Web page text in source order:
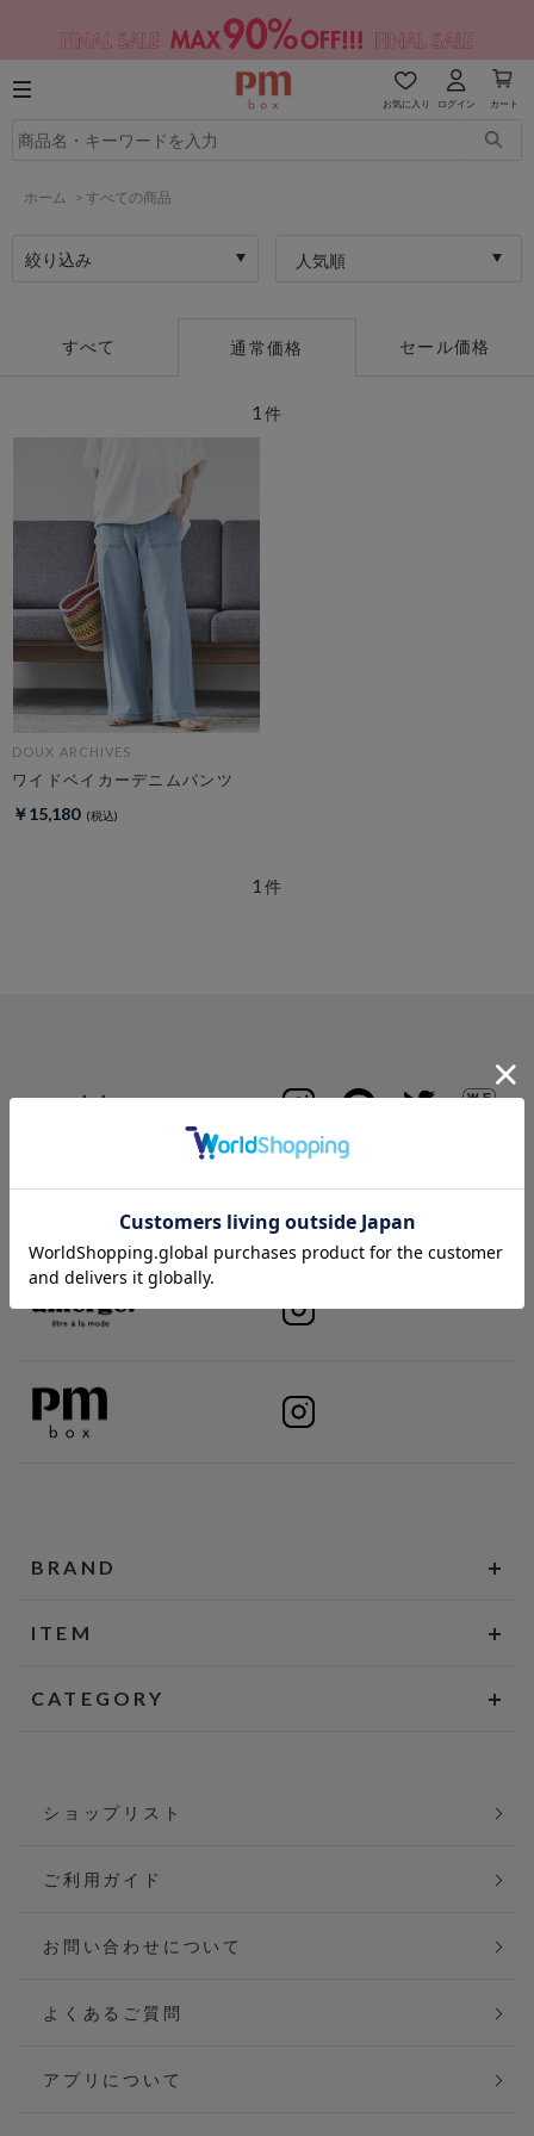
お気に入り ログイン カート
ホーム > すべての商品
絞り込み 人気順
すべて 通常価格 セール価格
1 件
DOUX ARCHIVES
ワイドベイカーデニムパンツ
￥15,180
1 件
BRAND
ITEM
CATEGORY
ショップリスト
ご利用ガイド
お問い合わせについて
よくあるご質問
アプリについて